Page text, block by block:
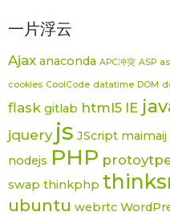
一片浮云
Ajax anaconda APC冲突 ASP
cookies CoolCode datatime DOM
flask gitlab html5 IE
jquery js JScript maimaij
nodejs PHP
swap thinkphp
ubuntu webrtc